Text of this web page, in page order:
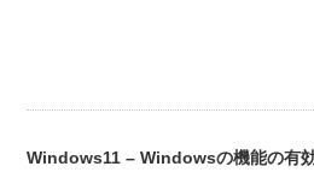
Windows11 – Windowsの機能の有